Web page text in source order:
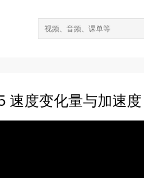
速度变化量与加速度